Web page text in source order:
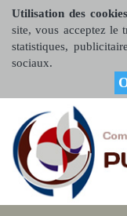
Utilisation des
site, vous acceptez le
statistiques,
sociaux.